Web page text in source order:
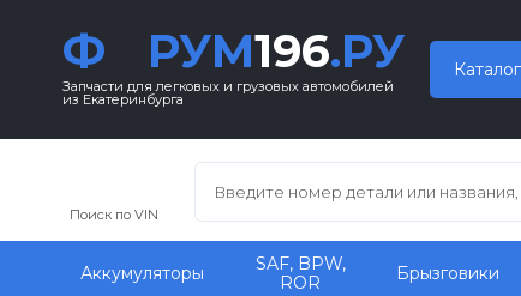
Ф РУМ196.РУ
Запчасти для легковых и грузовых автомобилей
из Екатеринбурга
Каталог
Поиск по VIN
Аккумуляторы
SAF, BPW,
ROR
Брызговики